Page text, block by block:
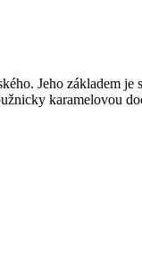
Jeho základem
karamelovou